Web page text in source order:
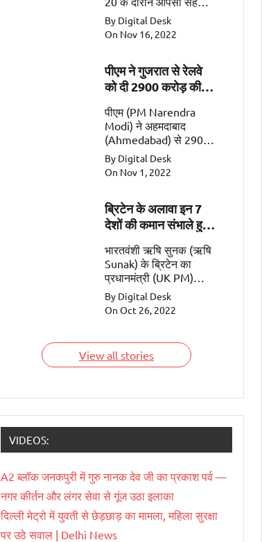
के महत्वपूर्ण क्षेत्रों जैसे कि
व्यापार, गतिशीलता, रक्षा और
सुरक्षा पर चर्चा की
By Digital Desk
On Nov 16, 2022
पीएम ने गुजरात से रेलवे
को दी 2900 करोड़ की
पीएम (PM Narendra
Modi) ने अहमदाबाद
(Ahmedabad) से 2900
करोड़ की 2 रेल
परियोजनाओं (Railway
Projects worth Rs
समर्पित।
By Digital Desk
On Nov 1, 2022
ब्रिटेन के अलावा इन 7
देशों की कमान संभाले हुए
भारतवंशी ऋषि सुनक (ऋषि
Sunak) के ब्रिटेन का
प्रधानमंत्री (UK PM)
बनना एक ऐतिहासिक पल
है। इसके अलावा सात ऐसे
देश हैं जिन्हें भारतवंशी चला
भारतवंशियों के बारे में।
By Digital Desk
On Oct 26, 2022
View all stories
VIDEOS:
A2 ब्लॉक जनकपुरी में गुरु नानक देव जी का प्रकाश पर्व —
नगर कीर्तन और लंगर सेवा से गूंज उठा इलाका
दिल्ली मेट्रो में युवती से छेड़छाड़ का मामला, महिला सुरक्षा
पर उठे सवाल | Delhi News